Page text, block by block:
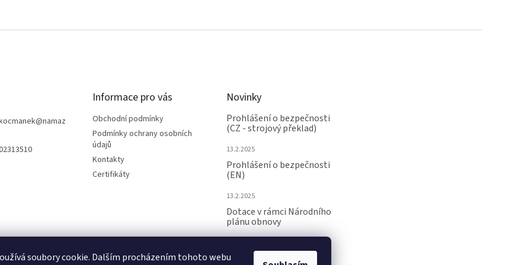
soubory cookie. Dalším procházením tohoto webu
@namaz
Informace pro vás
Obchodní podmínky
Podmínky ochrany osobních
údajů
Kontakty
Certifikáty
Novinky
Prohlášení o bezpečnosti
(CZ - strojový překlad)
13.2.2025
Prohlášení o bezpečnosti
(EN)
13.2.2025
Dotace v rámci Národního
plánu obnovy